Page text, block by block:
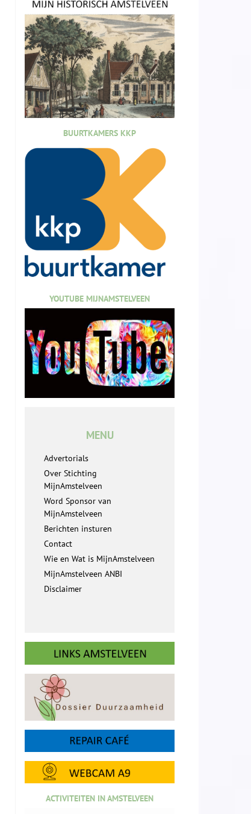
BUURTKAMERS KKP
YOUTUBE MIJNAMSTELVEEN
MENU
Advertorials
Over Stichting
MijnAmstelveen
Word Sponsor van
MijnAmstelveen
Berichten insturen
Contact
Wie en Wat is MijnAmstelveen
MijnAmstelveen ANBI
Disclaimer
ACTIVITEITEN IN AMSTELVEEN